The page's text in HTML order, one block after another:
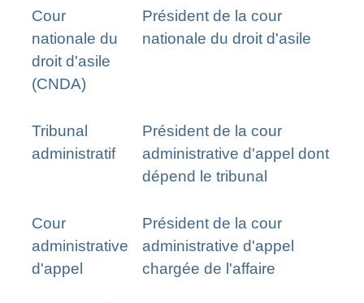
Cour
nationale du
droit d'asile
(CNDA)
Président de la cour
nationale du droit d'asile
Tribunal
administratif
Président de la cour
administrative d'appel dont
dépend le tribunal
Cour
administrative
d'appel
Président de la cour
administrative d'appel
chargée de l'affaire